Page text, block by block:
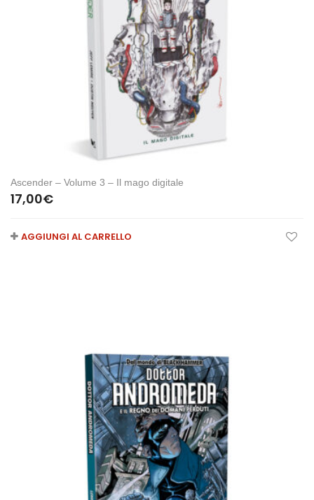
Ascender – Volume 3 – Il mago digitale
17,00€
AGGIUNGI AL CARRELLO